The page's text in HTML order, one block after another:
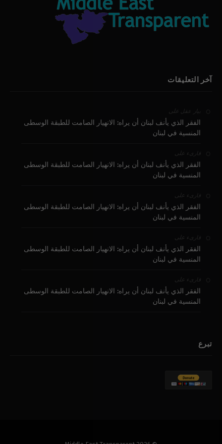
آخر التعليقات
بيار عقل على
الفقر الذي يأنف لبنان أن يراه: الانهيار الصامت للطبقة الوسطى
المنسية في لبنان
قارىء على
الفقر الذي يأنف لبنان أن يراه: الانهيار الصامت للطبقة الوسطى
المنسية في لبنان
قارىء على
الفقر الذي يأنف لبنان أن يراه: الانهيار الصامت للطبقة الوسطى
المنسية في لبنان
قارىء على
الفقر الذي يأنف لبنان أن يراه: الانهيار الصامت للطبقة الوسطى
المنسية في لبنان
قارىء على
الفقر الذي يأنف لبنان أن يراه: الانهيار الصامت للطبقة الوسطى
المنسية في لبنان
تبرع